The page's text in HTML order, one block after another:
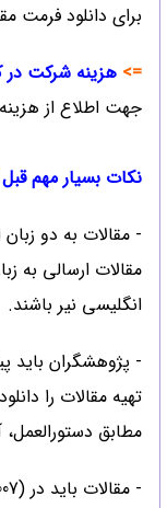
برای دانلود فرمت
=> هزینه شرکت در
جهت اطلاع از
نکات بسیار مهم
- مقالات به دو
مقالات ارسالی به
انگلیسی نیر باشند.
- پژوهشگران باید
تهیه مقالات را دانلود
مطابق